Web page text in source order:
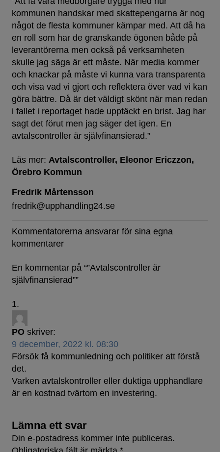
kommunen handskar med skattepengarna är nog
något de flesta kommuner kämpar med. Att då ha
en roll som har de granskande ögonen både på
leverantörerna men också på verksamheten
skulle jag säga är ett måste. När media kommer
och knackar på måste vi kunna vara transparenta
och visa vad vi gjort och reflektera över vad vi kan
göra bättre. Då är det väldigt skönt när man redan
i fallet i reportaget hade upptäckt en brist. Jag har
sagt det förut men jag säger det igen. En
avtalscontroller är självfinansierad.”
Läs mer: Avtalscontroller Eleonor Ericzzon
Örebro Kommun
Fredrik Mårtensson
fredrik@upphandling24.se
Kommentatorerna ansvarar för sina egna
kommentarer
En kommentar på “”Avtalscontroller är
självfinansierad””
PO skriver:
9 december, 2022 kl. 08:30
Försök få kommunledning och politiker att förstå
det.
Varken avtalskontroller eller duktiga upphandlare
är en kostnad tvärtom en investering.
Lämna ett svar
Din e-postadress kommer inte publiceras.